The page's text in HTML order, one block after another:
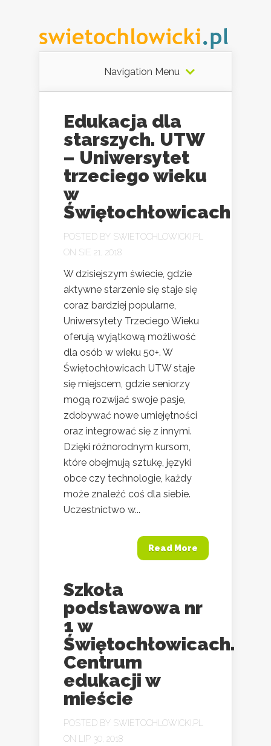
Navigation Menu
Edukacja dla
starszych. UTW
– Uniwersytet
trzeciego wieku
w
Świętochłowicach
POSTED BY SWIETOCHLOWICKI.PL
ON SIE 21, 2018
W dzisiejszym świecie, gdzie
aktywne starzenie się staje się
coraz bardziej popularne,
Uniwersytety Trzeciego Wieku
oferują wyjątkową możliwość
dla osób w wieku 50+. W
Świętochłowicach UTW staje
się miejscem, gdzie seniorzy
mogą rozwijać swoje pasje,
zdobywać nowe umiejętności
oraz integrować się z innymi.
Dzięki różnorodnym kursom,
które obejmują sztukę, języki
obce czy technologie, każdy
może znaleźć coś dla siebie.
Uczestnictwo w...
Read More
Szkoła
podstawowa nr
1 w
Świętochłowicach.
Centrum
edukacji w
mieście
POSTED BY SWIETOCHLOWICKI.PL
ON LIP 30, 2018